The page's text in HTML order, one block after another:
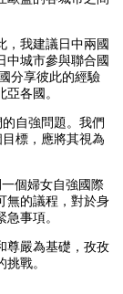
，我建議日中兩國
中城市參與聯合國
分享彼此的經驗
各國。
自強問題。我們
標，應將其視為
個婦女自強國際
無的議程，對於身
事項。
尊嚴為基礎，孜孜
戰。